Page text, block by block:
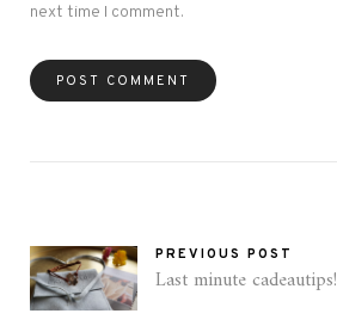
next time I comment.
PREVIOUS POST
Last minute cadeautips!